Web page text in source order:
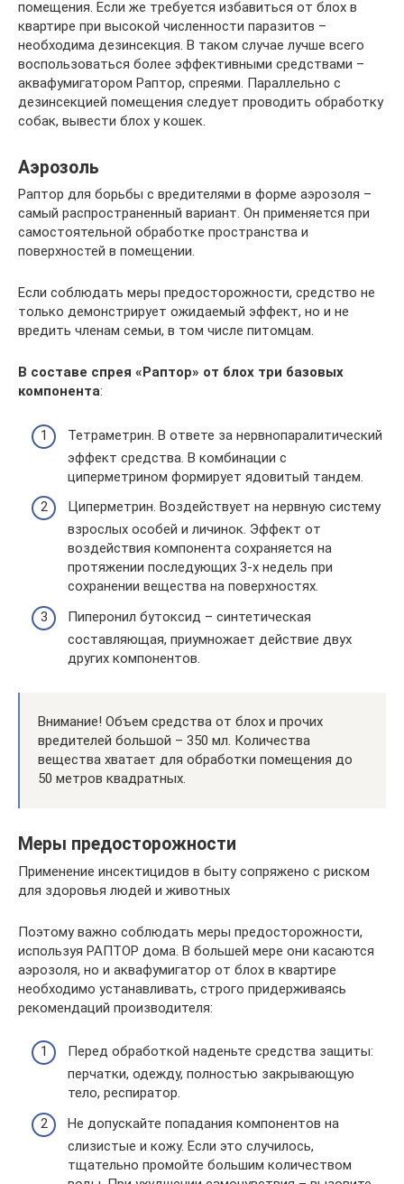
помещения. Если же требуется избавиться от блох в
квартире при высокой численности паразитов –
необходима дезинсекция. В таком случае лучше всего
воспользоваться более эффективными средствами –
аквафумигатором Раптор, спреями. Параллельно с
дезинсекцией помещения следует проводить обработку
собак, вывести блох у кошек.
Аэрозоль
Раптор для борьбы с вредителями в форме аэрозоля –
самый распространенный вариант. Он применяется при
самостоятельной обработке пространства и
поверхностей в помещении.
Если соблюдать меры предосторожности, средство не
только демонстрирует ожидаемый эффект, но и не
вредить членам семьи, в том числе питомцам.
В составе спрея «Раптор» от блох три базовых
компонента:
Тетраметрин. В ответе за нервнопаралитический
эффект средства. В комбинации с
циперметрином формирует ядовитый тандем.
Циперметрин. Воздействует на нервную систему
взрослых особей и личинок. Эффект от
воздействия компонента сохраняется на
протяжении последующих 3-х недель при
сохранении вещества на поверхностях.
Пиперонил бутоксид – синтетическая
составляющая, приумножает действие двух
других компонентов.
Внимание! Объем средства от блох и прочих
вредителей большой – 350 мл. Количества
вещества хватает для обработки помещения до
50 метров квадратных.
Меры предосторожности
Применение инсектицидов в быту сопряжено с риском
для здоровья людей и животных
Поэтому важно соблюдать меры предосторожности,
используя РАПТОР дома. В большей мере они касаются
аэрозоля, но и аквафумигатор от блох в квартире
необходимо устанавливать, строго придерживаясь
рекомендаций производителя:
Перед обработкой наденьте средства защиты:
перчатки, одежду, полностью закрывающую
тело, респиратор.
Не допускайте попадания компонентов на
слизистые и кожу. Если это случилось,
тщательно промойте большим количеством